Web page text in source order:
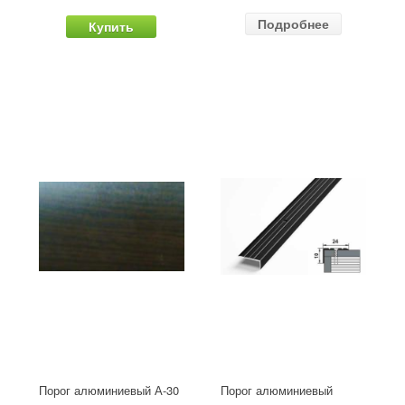
Купить Подробнее
Порог алюминиевый А-30
Порог алюминиевый